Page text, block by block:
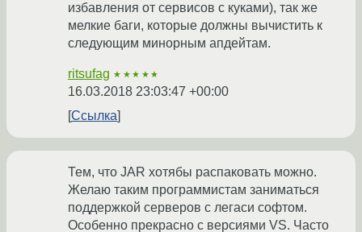
избавления от сервисов с куками), так же
мелкие баги, которые должны вычистить к
следующим минорным апдейтам.
ritsufag ★★★★★
16.03.2018 23:03:47 +00:00
Ссылка
Тем, что JAR хотябы распаковать можно.
Желаю таким программистам заниматься
поддержкой серверов с легаси софтом.
Особенно прекрасно с версиями VS. Часто